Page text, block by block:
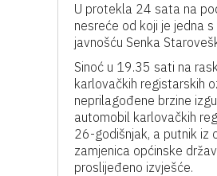
U protekla 24 sata na
nesreće od koji je jedna
javnošću Senka
Sinoć u 19.35 sati na
karlovačkih registarskih
neprilagođene brzine
automobil karlovačkih
26-godišnjak, a putnik iz
zamjenica općinske
proslijeđeno izvješće.